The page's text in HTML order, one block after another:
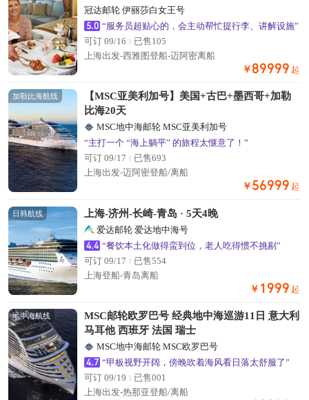
冠达邮轮 伊丽莎白女王号
5.0 “服务员超贴心的，会主动帮忙提行李、讲解设施”
可订 09/16
已售105
上海出发-西雅图登船-迈阿密离船
￥ 89999 起
加勒比海航线
【MSC亚美利加号】美国+古巴+墨西哥+加勒
比海20天
MSC地中海邮轮 MSC亚美利加号
“主打一个 “海上躺平” 的旅程太惬意了！”
可订 09/17
已售693
上海出发-迈阿密登船/离船
￥ 56999 起
日韩航线 上海-济州-长崎-青岛 · 5天4晚
爱达邮轮 爱达地中海号
4.4 “餐饮本土化做得蛮到位，老人吃得惯不挑剔”
可订 09/17
已售554
上海登船-青岛离船
￥ 1999 起
地中海航线
MSC邮轮欧罗巴号 经典地中海巡游11日 意大利
马耳他 西班牙 法国 瑞士
MSC地中海邮轮 MSC欧罗巴号
4.7 “甲板视野开阔，傍晚吹着海风看日落太舒服了”
可订 09/19
已售001
上海出发-热那亚登船/离船